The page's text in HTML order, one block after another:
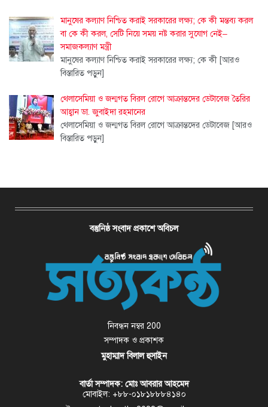
মানুষের কল্যাণ নিশ্চিত করাই সরকারের লক্ষ্য; কে কী মন্তব্য করল
বা কে কী করল, সেটি নিয়ে সময় নষ্ট করার সুযোগ নেই–
সমাজকল্যাণ মন্ত্রী
মানুষের কল্যাণ নিশ্চিত করাই সরকারের লক্ষ্য; কে কী [আরও
বিস্তারিত পড়ুন]
থেলাসেমিয়া ও জন্মগত বিরল রোগে আক্রান্তদের ডেটাবেজ তৈরির
আহ্বান ডা. জুবাইদা রহমানের
থেলাসেমিয়া ও জন্মগত বিরল রোগে আক্রান্তদের ডেটাবেজ [আরও
বিস্তারিত পড়ুন]
বস্তুনিষ্ঠ সংবাদ প্রকাশে অবিচল
নিবন্ধন নম্বর 200
সম্পাদক ও প্রকাশক
মুহাম্মাদ বিলাল হুসাইন
বার্তা সম্পাদক: মোঃ আবরার আহমেদ
মোবাইল: +৮৮-০১৮১৮৮৮৪১৪০